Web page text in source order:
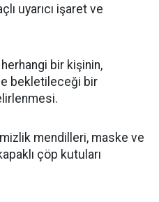
uyarıcı işaret ve
bir kişinin,
bekletileceği bir
mendilleri, maske ve
çöp kutuları